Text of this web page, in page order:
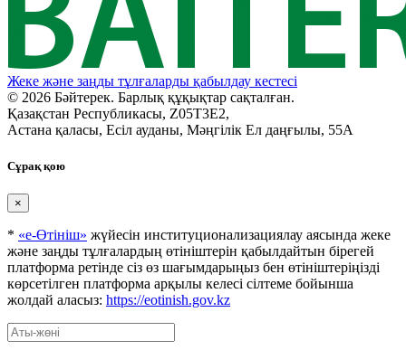
Жеке және заңды тұлғаларды қабылдау кестесі
© 2026 Бәйтерек. Барлық құқықтар сақталған.
Қазақстан Республикасы, Z05T3E2,
Астана қаласы, Есіл ауданы, Мәңгілік Ел даңғылы, 55А
Сұрақ қою
×
* «е-Өтініш» жүйесін институционализациялау аясында жеке
және заңды тұлғалардың өтініштерін қабылдайтын бірегей
платформа ретінде сіз өз шағымдарыңыз бен өтініштеріңізді
көрсетілген платформа арқылы келесі сілтеме бойынша
жолдай аласыз: https://eotinish.gov.kz